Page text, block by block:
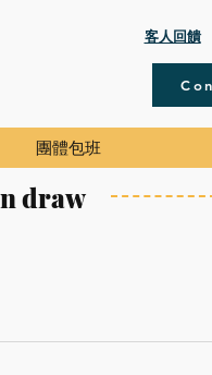
​客人回饋
團體包班
draw